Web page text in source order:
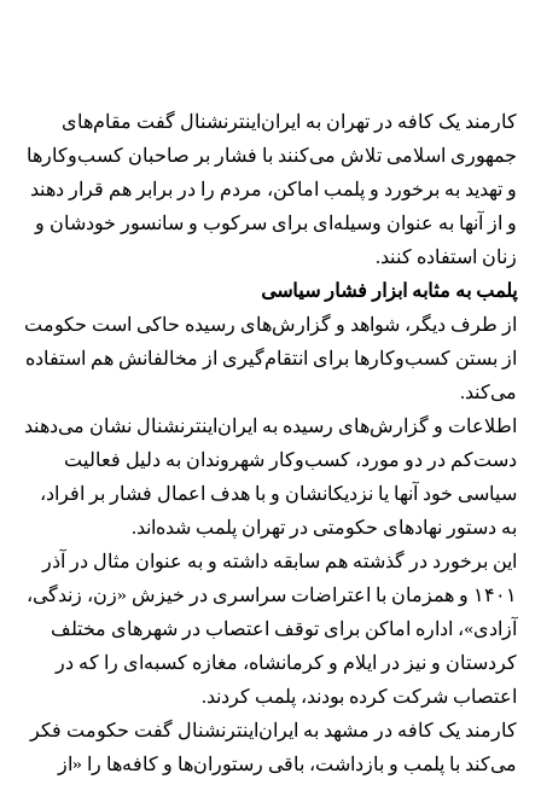
کارمند یک کافه در تهران به ایران‌اینترنشنال گفت مقام‌های
جمهوری اسلامی تلاش می‌کنند با فشار بر صاحبان کسب‌وکارها
و تهدید به برخورد و پلمب اماکن، مردم را در برابر هم قرار دهند
و از آنها به عنوان وسیله‌ای برای سرکوب و سانسور خودشان و
زنان استفاده کنند.
پلمب به مثابه ابزار فشار سیاسی
از طرف دیگر، شواهد و گزارش‌های رسیده حاکی است حکومت
از بستن کسب‌وکارها برای انتقام‌گیری از مخالفانش هم استفاده
می‌کند.
اطلاعات و گزارش‌های رسیده به ایران‌اینترنشنال نشان می‌دهند
دست‌کم در دو مورد، کسب‌وکار شهروندان به دلیل فعالیت
سیاسی خود آنها یا نزدیکانشان و با هدف اعمال فشار بر افراد،
به دستور نهادهای حکومتی در تهران پلمب شده‌اند.
این برخورد در گذشته هم سابقه داشته و به عنوان مثال در آذر
۱۴۰۱ و همزمان با اعتراضات سراسری در خیزش «زن، زندگی،
آزادی»، اداره اماکن برای توقف اعتصاب در شهرهای مختلف
کردستان و نیز در ایلام و کرمانشاه، مغازه کسبه‌ای را که در
اعتصاب شرکت کرده بودند، پلمب کردند.
کارمند یک کافه در مشهد به ایران‌اینترنشنال گفت حکومت فکر
می‌کند با پلمب و بازداشت، باقی رستوران‌ها و کافه‌ها را «از